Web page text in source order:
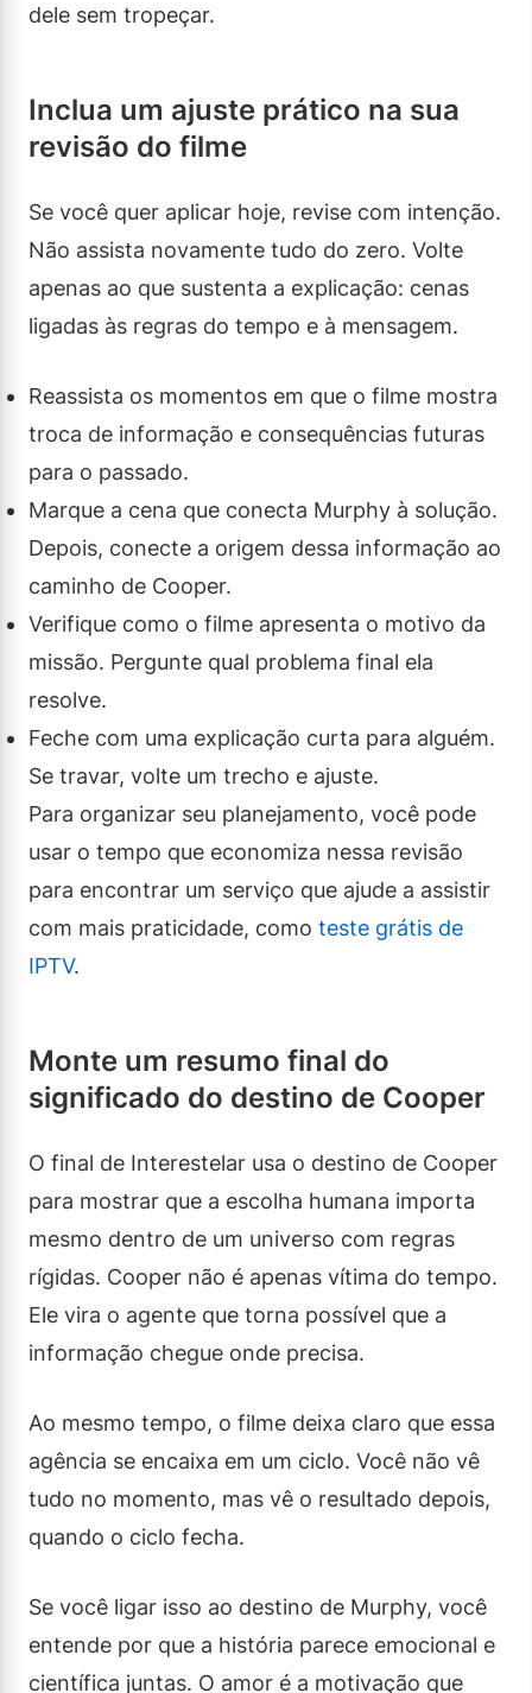
dele sem tropeçar.
Inclua um ajuste prático na sua
revisão do filme
Se você quer aplicar hoje, revise com intenção.
Não assista novamente tudo do zero. Volte
apenas ao que sustenta a explicação: cenas
ligadas às regras do tempo e à mensagem.
Reassista os momentos em que o filme mostra
troca de informação e consequências futuras
para o passado.
Marque a cena que conecta Murphy à solução.
Depois, conecte a origem dessa informação ao
caminho de Cooper.
Verifique como o filme apresenta o motivo da
missão. Pergunte qual problema final ela
resolve.
Feche com uma explicação curta para alguém.
Se travar, volte um trecho e ajuste.
Para organizar seu planejamento, você pode
usar o tempo que economiza nessa revisão
para encontrar um serviço que ajude a assistir
com mais praticidade, como teste grátis de
IPTV.
Monte um resumo final do
significado do destino de Cooper
O final de Interestelar usa o destino de Cooper
para mostrar que a escolha humana importa
mesmo dentro de um universo com regras
rígidas. Cooper não é apenas vítima do tempo.
Ele vira o agente que torna possível que a
informação chegue onde precisa.
Ao mesmo tempo, o filme deixa claro que essa
agência se encaixa em um ciclo. Você não vê
tudo no momento, mas vê o resultado depois,
quando o ciclo fecha.
Se você ligar isso ao destino de Murphy, você
entende por que a história parece emocional e
científica juntas. O amor é a motivação que